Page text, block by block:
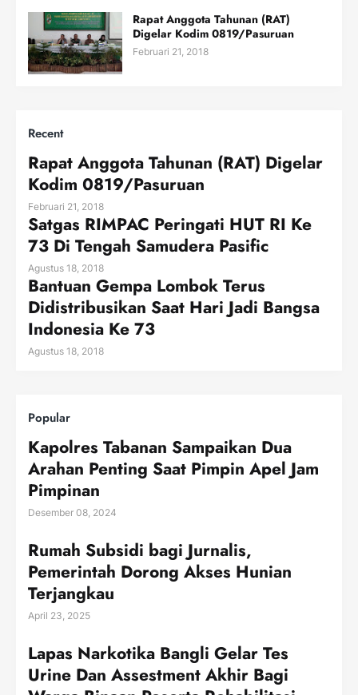
Rapat Anggota Tahunan (RAT)
Digelar Kodim 0819/Pasuruan
Februari 21, 2018
Recent
Rapat Anggota Tahunan (RAT) Digelar
Kodim 0819/Pasuruan
Februari 21, 2018
Satgas RIMPAC Peringati HUT RI Ke
73 Di Tengah Samudera Pasific
Agustus 18, 2018
Bantuan Gempa Lombok Terus
Didistribusikan Saat Hari Jadi Bangsa
Indonesia Ke 73
Agustus 18, 2018
Popular
Kapolres Tabanan Sampaikan Dua
Arahan Penting Saat Pimpin Apel Jam
Pimpinan
Desember 08, 2024
Rumah Subsidi bagi Jurnalis,
Pemerintah Dorong Akses Hunian
Terjangkau
April 23, 2025
Lapas Narkotika Bangli Gelar Tes
Urine Dan Assestment Akhir Bagi